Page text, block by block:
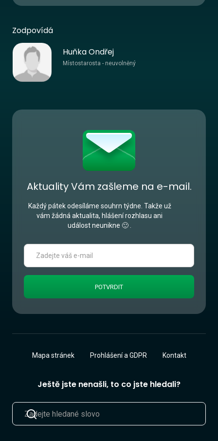
Zodpovídá
Huňka Ondřej
Místostarosta - neuvolněný
Aktuality Vám zašleme na e-mail.
Každý pátek odesíláme souhrn týdne. Takže už
vám žádná aktualita, hlášení rozhlasu ani
událost neunikne 🙂 .
Ještě jste nenašli, to co jste hledali?
Mapa stránek Prohlášení a GDPR Kontakt